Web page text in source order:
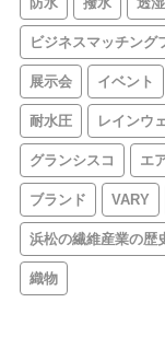
ビジネスマッチング
展示会 イベント
耐水圧 レインウ
グランシスコ エ
ブランド VARY
浜松の繊維産業の歴
織物